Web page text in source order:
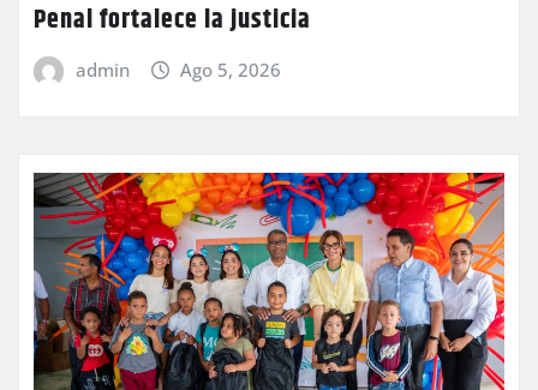
Penal fortalece la justicia
admin Ago 5, 2026